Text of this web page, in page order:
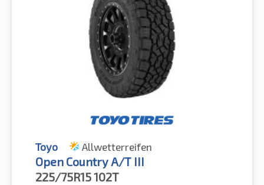
Toyo Allwetterreifen
Open Country A/T III
225/75R15102T